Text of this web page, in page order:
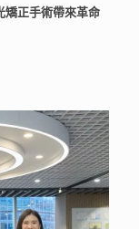
正手術帶來革命